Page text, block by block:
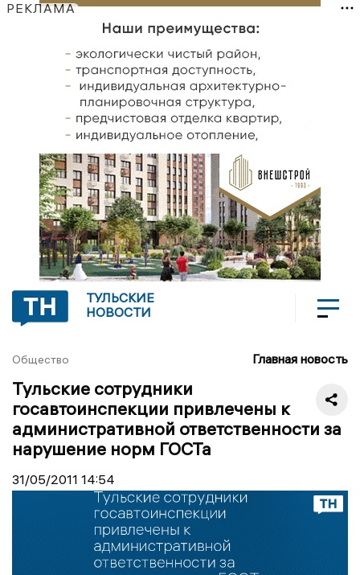
РЕКЛАМА
ТУЛЬСКИЕ
НОВОСТИ
Общество Главная новость
Тульские сотрудники
госавтоинспекции привлечены к
административной ответственности за
нарушение норм ГОСТа
31/05/2011 14:54